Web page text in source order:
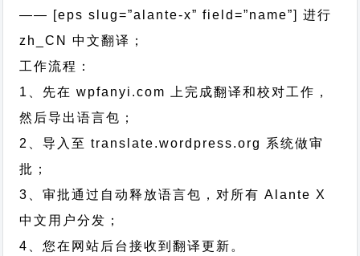
—— [eps slug=”alante-x” field=”name”]进行
zh_CN
中文翻译；
工作流程：
1、先在 wpfanyi.com 上完成翻译和校对工作，
然后导出语言包；
2、导入至 translate.wordpress.org 系统做审
批；
3、审批通过自动释放语言包，对所有 Alante X
中文用户分发；
4、您在网站后台接收到翻译更新。